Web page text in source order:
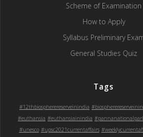
Scheme of Examination
How to Apply
Syllabus Preliminary
General Studies Quiz
Tags
#12thbiospherereserveinindia
#euthansia #euthansiainindia
#unesco #upsc2021currentaffairs